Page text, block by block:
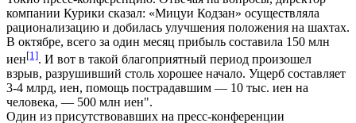
компании Курики сказал: «Мицуи Кодзан» осуществляла
рационализацию и добилась улучшения положения на шахтах.
В октябре, всего за один месяц прибыль составила 150 млн
иен[1]. И вот в такой благоприятный период произошел
взрыв, разрушивший столь хорошее начало. Ущерб составляет
3-4 млрд, иен, помощь пострадавшим — 10 тыс. иен на
человека, — 500 млн иен".
Один из присутствовавших на пресс-конференции